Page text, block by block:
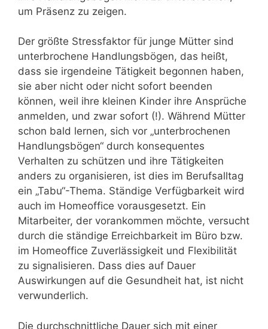
um Präsenz zu zeigen.
Der größte Stressfaktor für junge Mütter sind
unterbrochene Handlungsbögen, das heißt,
dass sie irgendeine Tätigkeit begonnen haben,
sie aber nicht oder nicht sofort beenden
können, weil ihre kleinen Kinder ihre Ansprüche
anmelden, und zwar sofort (!). Während Mütter
schon bald lernen, sich vor „unterbrochenen
Handlungsbögen“ durch konsequentes
Verhalten zu schützen und ihre Tätigkeiten
anders zu organisieren, ist dies im Berufsalltag
ein „Tabu“-Thema. Ständige Verfügbarkeit wird
auch im Homeoffice vorausgesetzt. Ein
Mitarbeiter, der vorankommen möchte, versucht
durch die ständige Erreichbarkeit im Büro bzw.
im Homeoffice Zuverlässigkeit und Flexibilität
zu signalisieren. Dass dies auf Dauer
Auswirkungen auf die Gesundheit hat, ist nicht
verwunderlich.
Die durchschnittliche Dauer sich mit einer